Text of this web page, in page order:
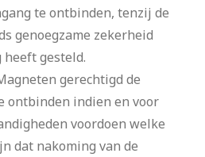
te ontbinden, tenzij de
genoegzame zekerheid
gesteld.
gerechtigd de
ontbinden indien en voor
voordoen welke
dat nakoming van de